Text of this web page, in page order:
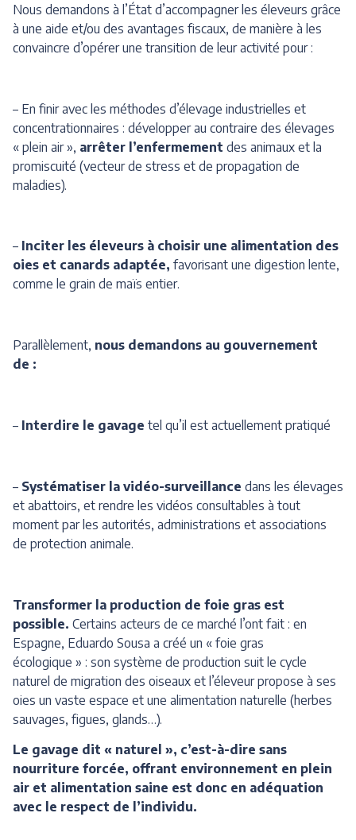
Nous demandons à l’État d’accompagner les éleveurs grâce
à une aide et/ou des avantages fiscaux, de manière à les
convaincre d’opérer une transition de leur activité pour :
– En finir avec les méthodes d’élevage industrielles et
concentrationnaires : développer au contraire des élevages
« plein air », arrêter l’enfermement des animaux et la
promiscuité (vecteur de stress et de propagation de
maladies).
– Inciter les éleveurs à choisir une alimentation des
oies et canards adaptée, favorisant une digestion lente,
comme le grain de maïs entier.
Parallèlement, nous demandons au gouvernement
de :
– Interdire le gavage tel qu’il est actuellement pratiqué
– Systématiser la vidéo-surveillance dans les élevages
et abattoirs, et rendre les vidéos consultables à tout
moment par les autorités, administrations et associations
de protection animale.
Transformer la production de foie gras est
possible. Certains acteurs de ce marché l’ont fait : en
Espagne, Eduardo Sousa a créé un « foie gras
écologique » : son système de production suit le cycle
naturel de migration des oiseaux et l’éleveur propose à ses
oies un vaste espace et une alimentation naturelle (herbes
sauvages, figues, glands…).
Le gavage dit « naturel », c’est-à-dire sans
nourriture forcée, offrant environnement en plein
air et alimentation saine est donc en adéquation
avec le respect de l’individu.